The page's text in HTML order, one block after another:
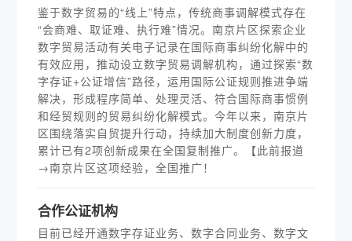
鉴于数字贸易的“线上”特点，传统商事调解模式存在
“会商难、取证难、执行难”情况。南京片区探索企业
数字贸易活动有关电子记录在国际商事纠纷化解中的
有效应用，推动设立数字贸易调解机构，通过探索“数
字存证+公证增信”路径，运用国际公证规则推进争端
解决，形成程序简单、处理灵活、符合国际商事惯例
和经贸规则的贸易纠纷化解模式。今年以来，南京片
区围绕落实自贸提升行动，持续加大制度创新力度，
累计已有2项创新成果在全国复制推广。【此前报道
→南京片区这项经验，全国推广！
合作公证机构
目前已经开通数字存证业务、数字合同业务、数字文